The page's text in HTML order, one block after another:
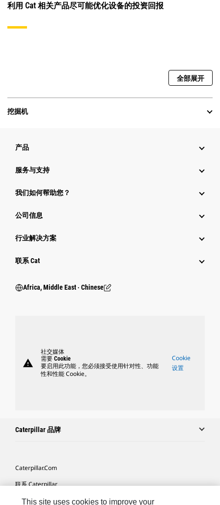
利用 Cat 相关产品尽可能优化设备的投资回报
全部展开
挖掘机
产品
服务与支持
我们如何帮助您？
公司信息
行业解决方案
行业
联系 Cat
Africa, Middle East ‧ Chinese
warning
社交媒体
需要 Cookie
要启用此功能，您必须接受使用针对性、功能
性和性能 Cookie。
Cookie
设置
Caterpillar 品牌
Caterpillar.com
联系 Caterpillar
我的营销首选项
This site uses cookies to improve your